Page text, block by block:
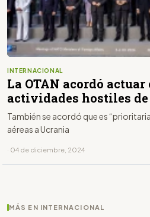
INTERNACIONAL
La OTAN acordó
actividades hostiles de
También se acordó que es
aéreas a Ucrania
· 04 de diciembre, 2024
MÁS EN INTERNACIONAL